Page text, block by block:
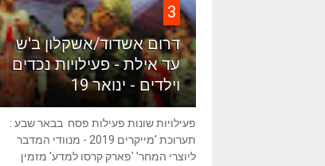
3
דרום אשדוד/אשקלון ב'ש
עד אילת - פעילויות נכדים
וילדים - ינואר 19
פעילויות שונות פעילות פסח בבאר שבע :
תערוכת 'מייקרים 2019 - מנוודי המדבר
ליוצרי המחר' 'פארק קרסו למדע' מזמין